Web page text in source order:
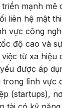
mạnh mẽ
liên hệ mật
vực công
độ cao và
từ xa hiệu
được áp
trong lĩnh vực
(startups),